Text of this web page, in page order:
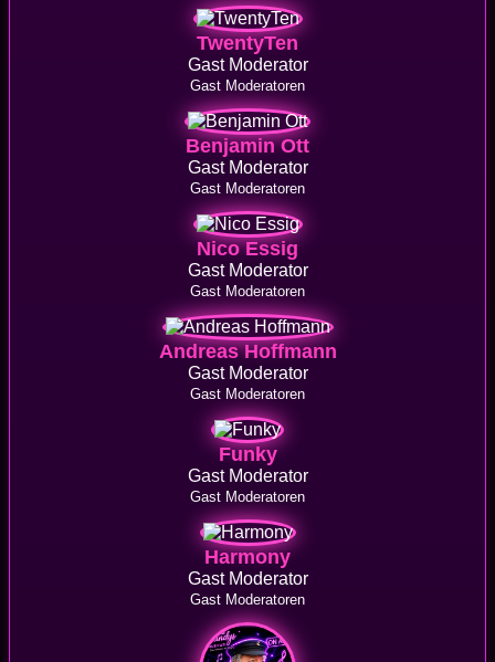
TwentyTen
Gast Moderator
Gast Moderatoren
Benjamin Ott
Gast Moderator
Gast Moderatoren
Nico Essig
Gast Moderator
Gast Moderatoren
Andreas Hoffmann
Gast Moderator
Gast Moderatoren
Funky
Gast Moderator
Gast Moderatoren
Harmony
Gast Moderator
Gast Moderatoren